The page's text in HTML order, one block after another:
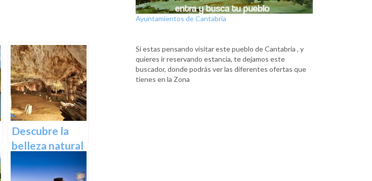
Descubre la
belleza natural
de Pozalagua:
Ayuntamientos de Cantabria
Si estas pensando visitar este pueblo de Cantabria , y
quieres ir reservando estancia, te dejamos este
buscador, donde podrás ver las diferentes ofertas que
tienes en la Zona